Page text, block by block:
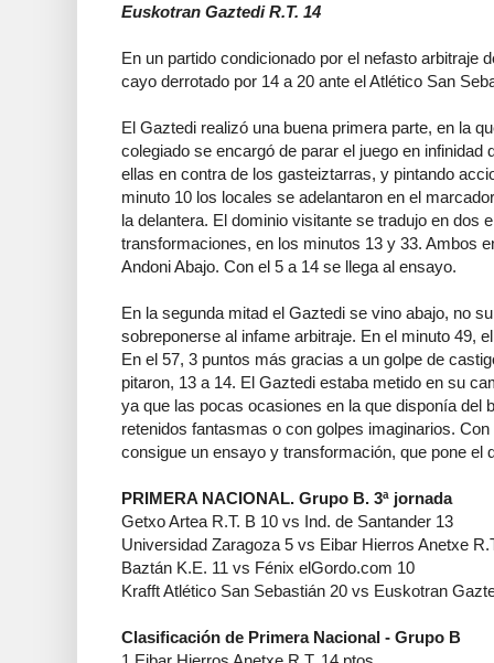
Euskotran Gaztedi R.T. 14
En un partido condicionado por el nefasto arbitraje
cayo derrotado por 14 a 20 ante el Atlético San
El Gaztedi realizó una buena primera parte, en la
colegiado se encargó de parar el juego en infinidad
ellas en contra de los gasteiztarras, y pintando
minuto 10 los locales se adelantaron en el
la delantera. El dominio visitante se tradujo en dos
transformaciones, en los minutos 13 y 33. Ambos
Andoni Abajo. Con el 5 a 14 se llega al ensayo.
En la segunda mitad el Gaztedi se vino abajo, no
sobreponerse al infame arbitraje. En el minuto 49,
En el 57, 3 puntos más gracias a un golpe de
pitaron, 13 a 14. El Gaztedi estaba metido en su
ya que las pocas ocasiones en la que disponía del
retenidos fantasmas o con golpes imaginarios.
consigue un ensayo y transformación, que pone el
PRIMERA NACIONAL. Grupo B. 3ª jornada
Getxo Artea R.T. B 10 vs Ind. de Santander 13
Universidad Zaragoza 5 vs Eibar Hierros Anetxe
Baztán K.E. 11 vs Fénix elGordo.com 10
Krafft Atlético San Sebastián 20 vs Euskotran
Clasificación de Primera Nacional - Grupo B